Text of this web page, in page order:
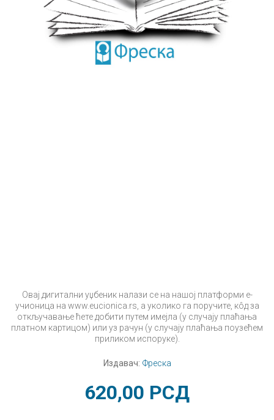
Овај дигитални уџбеник налази се на нашој платформи е-
учионица на www.eucionica.rs, а уколико га поручите, кôд за
откључавање ћете добити путем имејла (у случају плаћања
платном картицом) или уз рачун (у случају плаћања поузећем
приликом испоруке).
Издавач: Фреска
620,00 РСД